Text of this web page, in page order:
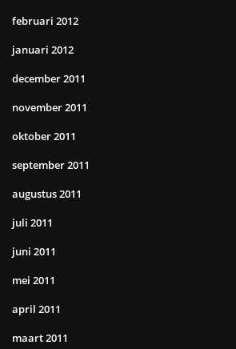
februari 2012
januari 2012
december 2011
november 2011
oktober 2011
september 2011
augustus 2011
juli 2011
juni 2011
mei 2011
april 2011
maart 2011